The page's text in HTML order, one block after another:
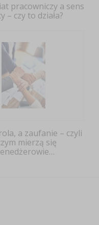
pracowniczy a sens
– czy to działa?
a zaufanie – czyli
mierzą się